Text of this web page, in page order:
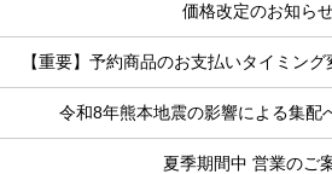
価格改定のお知ら
【重要】予約商品のお支払いタイミン
令和8年熊本地震の影響による集配
夏季期間中 営業のご